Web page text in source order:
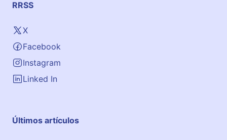
RRSS
X
Facebook
Instagram
Linked In
Últimos artículos